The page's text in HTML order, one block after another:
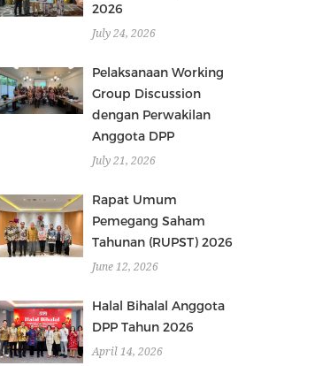
2026
July 24, 2026
Pelaksanaan Working
Group Discussion
dengan Perwakilan
Anggota DPP
July 21, 2026
Rapat Umum
Pemegang Saham
Tahunan (RUPST) 2026
June 12, 2026
Halal Bihalal Anggota
DPP Tahun 2026
April 14, 2026